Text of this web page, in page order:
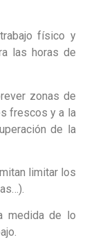
físico y
las horas de
zonas de
frescos y a la
de la
limitar los
de lo